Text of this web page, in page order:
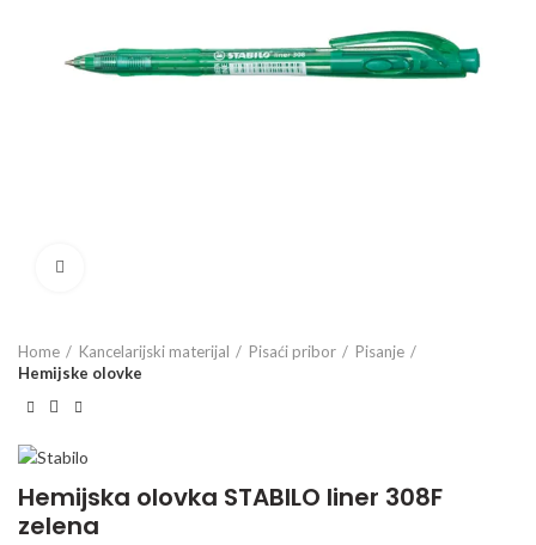
Home Kancelarijski materijal Pisaći pribor
Pisanje
Hemijske olovke
Hemijska olovka STABILO liner 308F
zelena